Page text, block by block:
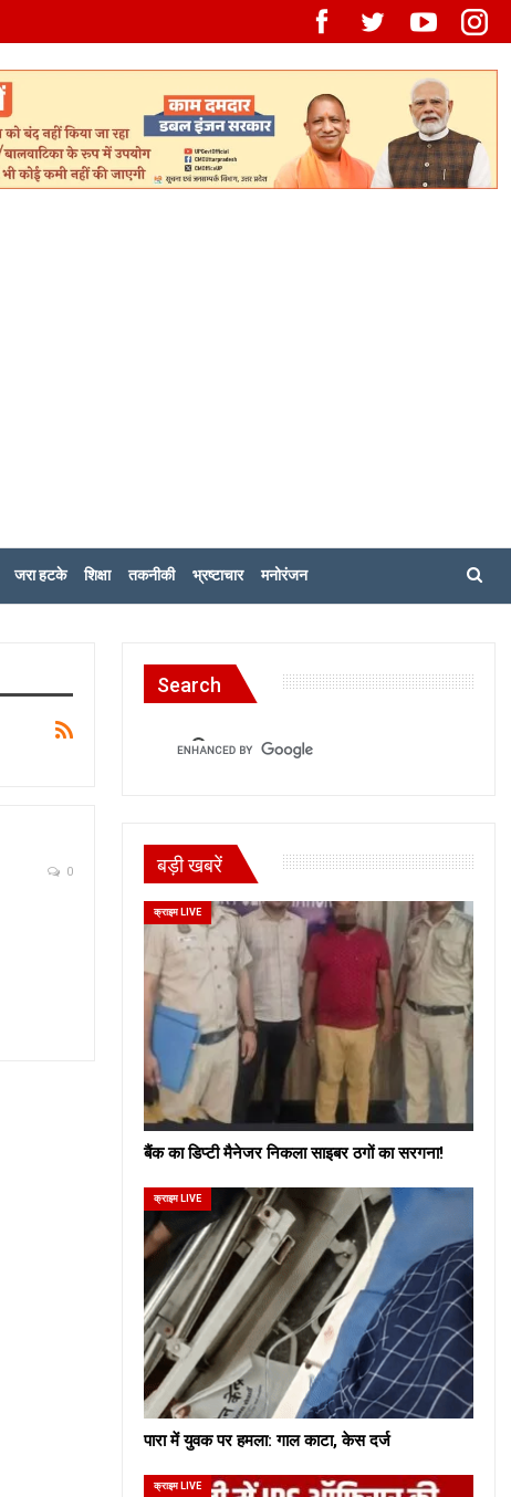
जरा हटके शिक्षा तकनीकी भ्रष्टाचार मनोरंजन
0
Search
बड़ी खबरें
क्राइम LIVE
बैंक का डिप्टी मैनेजर निकला साइबर ठगों का सरगना!
क्राइम LIVE
पारा में युवक पर हमला: गाल काटा, केस दर्ज
क्राइम LIVE